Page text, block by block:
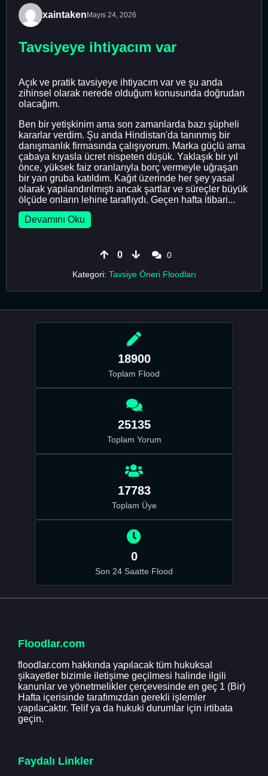
xaintaken Mayıs 24, 2026
Tavsiyeye ihtiyacım var
Açık ve pratik tavsiyeye ihtiyacım var ve şu anda
zihinsel olarak nerede olduğum konusunda doğrudan
olacağım.
Ben bir yetişkinim ama son zamanlarda bazı şüpheli
kararlar verdim. Şu anda Hindistan'da tanınmış bir
danışmanlık firmasında çalışıyorum. Marka güçlü ama
çabaya kıyasla ücret nispeten düşük. Yaklaşık bir yıl
önce, yüksek faiz oranlarıyla borç vermeyle uğraşan
bir yan gruba katıldım. Kağıt üzerinde her şey yasal
olarak yapılandırılmıştı ancak şartlar ve süreçler büyük
ölçüde onların lehine taraflıydı. Geçen hafta itibari...
Devamını Oku
0
0
Kategori: Tavsiye Öneri Floodları
18900
Toplam Flood
25135
Toplam Yorum
17783
Toplam Üye
0
Son 24 Saatte Flood
Floodlar.com
floodlar.com hakkında yapılacak tüm hukuksal
şikayetler bizimle iletişime geçilmesi halinde ilgili
kanunlar ve yönetmelikler çerçevesinde en geç 1 (Bir)
Hafta içerisinde tarafımızdan gerekli işlemler
yapılacaktır. Telif ya da hukuki durumlar için irtibata
geçin.
Faydalı Linkler